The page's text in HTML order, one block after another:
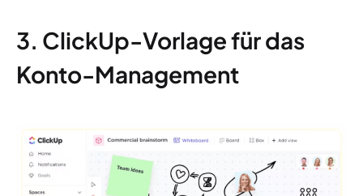
3. ClickUp-Vorlage für das
Konto-Management